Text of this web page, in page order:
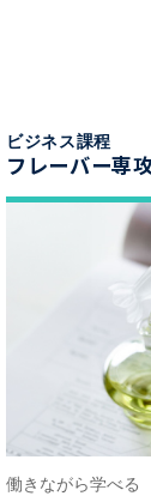
ビジネス課程
フレーバー専
働きながら学べる